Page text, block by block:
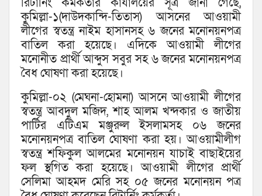
রিটার্নিং কর্মকর্তার কার্যালয়ের সূত্র জানা গেছে,
কুমিল্লা-১(দাউদকান্দি-তিতাস) আসনের আওয়ামী
লীগের স্বতন্ত্র নাইম হাসানসহ ৬ জনের মনোনয়নপত্র
বাতিল করা হয়েছে। এদিকে আওয়ামী লীগের
মনোনীত প্রার্থী আব্দুস সবুর সহ ৬ জনের মনোনয়নপত্র
বৈধ ঘোষণা করা হয়েছে।
কুমিল্লা-০২ (মেঘনা-হোমনা) আসনে আওয়ামী লীগের
স্বতন্ত্র আবদুল মজিদ, শাহ আলম খন্দকার ও জাতীয়
পার্টির এটিএম মঞ্জুরুল ইসলামসহ ০৬ জনের
মনোনয়নপত্র বাতিল ঘোষণা করা হয়। আওয়ামীলীগ
স্বতন্ত্র শফিকুল আলমের মনোনয়ন যাচাই বাছাইয়ের
ফল স্থগিত করা হয়েছে। আওয়ামী লীগের প্রার্থী
সেলিমা আহমদ মেরি সহ ০৫ জনের মনোনয়ন পত্র